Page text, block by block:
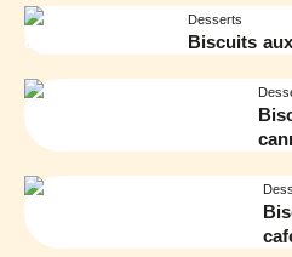
Desserts
Biscuits